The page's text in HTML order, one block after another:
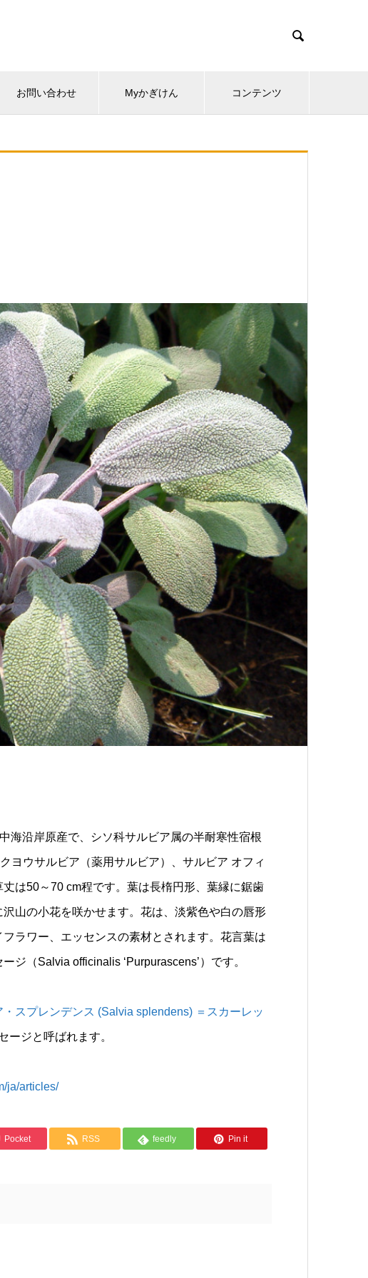

お問い合わせ Myかぎけん コンテンツ
海沿岸原産で、シソ科サルビア属の半耐寒性宿根
ヨウサルビア（薬用サルビア）、サルビア オフィ
は50～70 cm程です。葉は長楕円形、葉縁に鋸歯
山の小花を咲かせます。花は、淡紫色や白の唇形
ラワー、エッセンスの素材とされます。花言葉は
ジ（Salvia officinalis ‘Purpurascens’）です。
・スプレンデンス (Salvia splendens) ＝スカーレッ
ージと呼ばれます。
ja/articles/
Pocket RSS feedly Pin it